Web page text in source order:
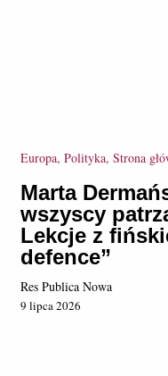
Europa, Polityka, Strona
Marta
wszyscy
Lekcje z
defence”
Res Publica Nowa
9 lipca 2026